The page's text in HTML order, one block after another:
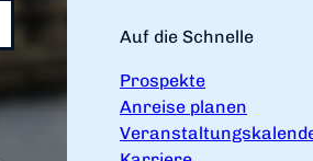
Auf die Schnelle
Prospekte
Anreise planen